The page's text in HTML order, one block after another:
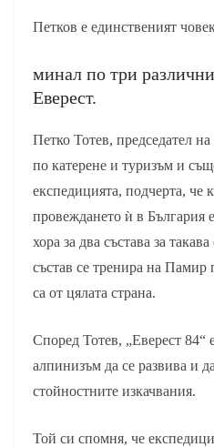
Петков е единственият
минал по три
Еверест.
Петко Тотев, председател
по катерене и туризъм и
експедицията, подчерта, че
провеждането ѝ в България
хора за два състава за
състав се тренира на Памир
са от цялата страна.
Според Тотев, „Еверест
алпинизъм да се развива и
стойностните изкачвания.
Той си спомня, че